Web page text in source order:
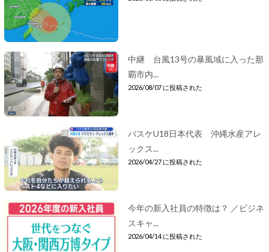
中継 台風13号の暴風域に入った那
覇市内...
2026/08/07 に投稿された
バスケU18日本代表 沖縄水産アレ
ックス...
2026/04/27 に投稿された
今年の新入社員の特徴は？ ／ビジネ
スキャ...
2026/04/14 に投稿された